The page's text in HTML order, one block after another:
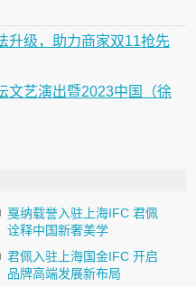
升级，助力商家双11抢先
文艺演出暨2023中国（徐
戛纳载誉入驻上海IFC 君佩
诠释中国新奢美学
君佩入驻上海国金IFC 开启
品牌高端发展新布局